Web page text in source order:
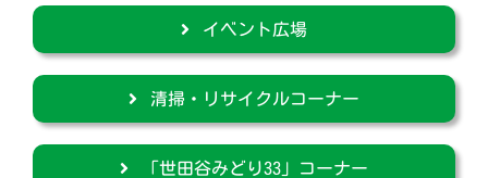
イベント広場
清掃・リサイクルコーナー
「世田谷みどり33」コーナー